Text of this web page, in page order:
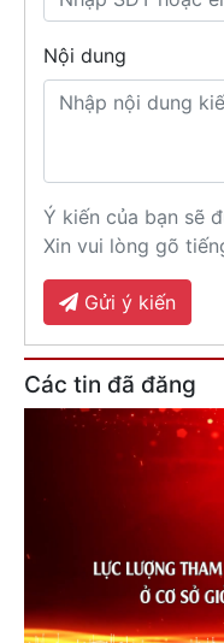
Nội dung
Ý kiến của bạn sẽ
Xin vui lòng gõ
Gửi ý kiến
Các tin đã đăng